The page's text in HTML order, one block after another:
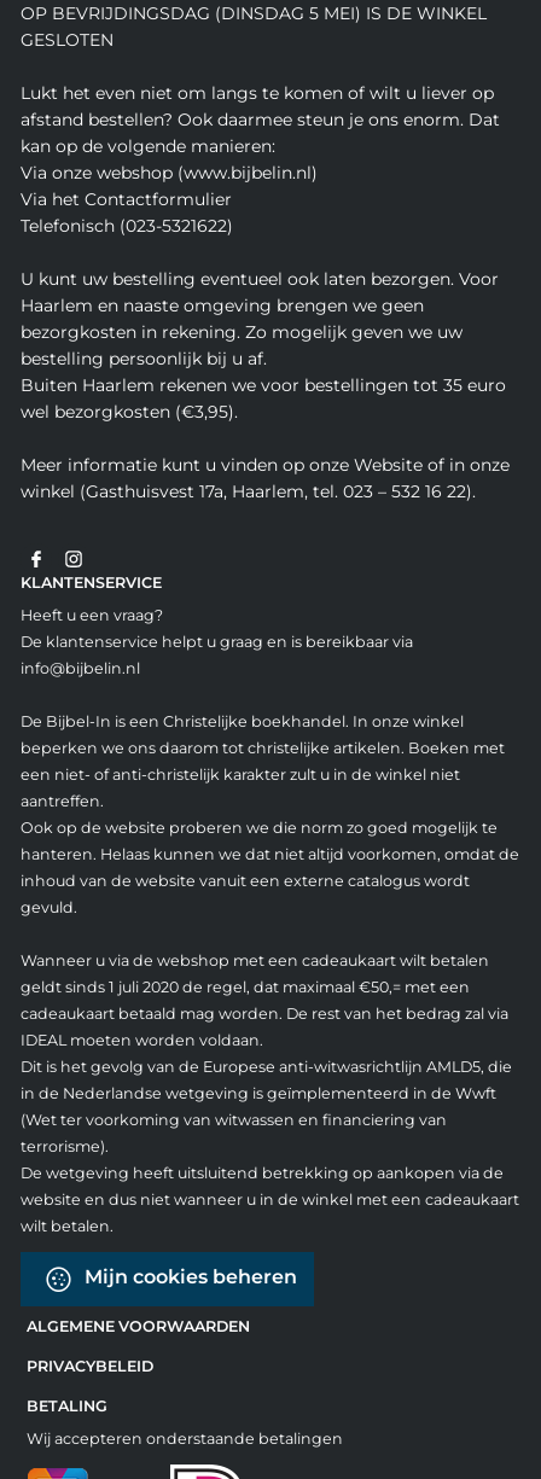
OP BEVRIJDINGSDAG (DINSDAG 5 MEI) IS DE WINKEL
GESLOTEN
Lukt het even niet om langs te komen of wilt u liever op
afstand bestellen? Ook daarmee steun je ons enorm. Dat
kan op de volgende manieren:
Via onze webshop (www.bijbelin.nl)
Via het Contactformulier
Telefonisch (023-5321622)
U kunt uw bestelling eventueel ook laten bezorgen. Voor
Haarlem en naaste omgeving brengen we geen
bezorgkosten in rekening. Zo mogelijk geven we uw
bestelling persoonlijk bij u af.
Buiten Haarlem rekenen we voor bestellingen tot 35 euro
wel bezorgkosten (€3,95).
Meer informatie kunt u vinden op onze Website of in onze
winkel (Gasthuisvest 17a, Haarlem, tel. 023 – 532 16 22).
KLANTENSERVICE
Heeft u een vraag?
De klantenservice helpt u graag en is bereikbaar via
info@bijbelin.nl
De Bijbel-In is een Christelijke boekhandel. In onze winkel
beperken we ons daarom tot christelijke artikelen. Boeken met
een niet- of anti-christelijk karakter zult u in de winkel niet
aantreffen.
Ook op de website proberen we die norm zo goed mogelijk te
hanteren. Helaas kunnen we dat niet altijd voorkomen, omdat de
inhoud van de website vanuit een externe catalogus wordt
gevuld.
Wanneer u via de webshop met een cadeaukaart wilt betalen
geldt sinds 1 juli 2020 de regel, dat maximaal €50,= met een
cadeaukaart betaald mag worden. De rest van het bedrag zal via
IDEAL moeten worden voldaan.
Dit is het gevolg van de Europese anti-witwasrichtlijn AMLD5, die
in de Nederlandse wetgeving is geïmplementeerd in de Wwft
(Wet ter voorkoming van witwassen en financiering van
terrorisme).
De wetgeving heeft uitsluitend betrekking op aankopen via de
website en dus niet wanneer u in de winkel met een cadeaukaart
wilt betalen.
Mijn cookies beheren
ALGEMENE VOORWAARDEN
PRIVACYBELEID
BETALING
Wij accepteren onderstaande betalingen